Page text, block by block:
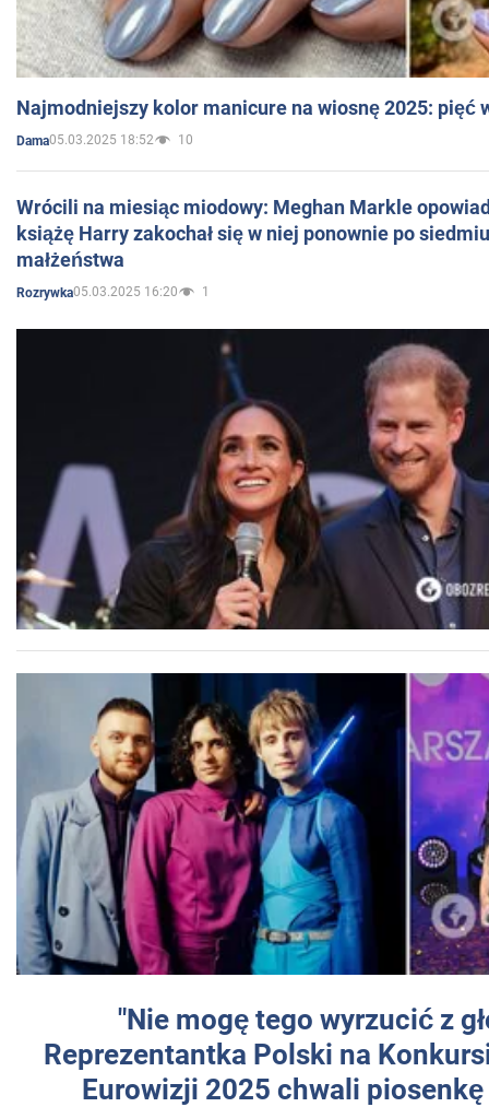
Najmodniejszy kolor manicure na wiosnę 2025: pięć
Dama05.03.2025 18:52 10
Wrócili na miesiąc miodowy: Meghan Markle
książę Harry zakochał się w niej ponownie po
małżeństwa
Rozrywka05.03.2025 16:20 1
"Nie mogę tego wyrzucić z
Reprezentantka Polski na
Eurowizji 2025 chwali